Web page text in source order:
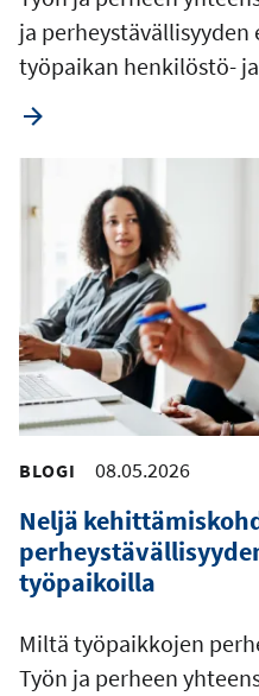
ja
työpaikan henkilöstö-
BLOGI 08.05.2026
Neljä
työpaikoilla
Miltä työpaikkojen
Työn ja perheen